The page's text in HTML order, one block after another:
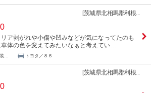
[茨城県北相馬郡利根...
ア剥がれや小傷や凹みなどが気になってたのも
体の色を変えてみたいなぁと考えてい…
... トヨタ／８６
[茨城県北相馬郡利根...